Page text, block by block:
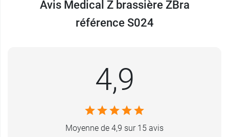
post opératoires dédiés à la chirurgie mammaire
ainsi qu'à la liposuccion, tel que le
ZBra S024 avec bretelles réglables
Coloris : Noir
Avis Medical Z brassière ZBra
référence S024
4,9
Moyenne de 4,9 sur 15 avis